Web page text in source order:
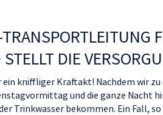
DIE
kniffliger Kraftakt! Nachdem wir
und die ganze Nacht
Trinkwasser bekommen. Ein Fall,